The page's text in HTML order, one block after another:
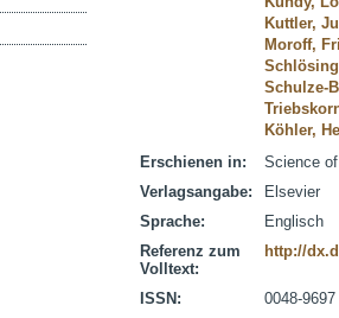
Kuttler,
Moroff,
Schulze-
Köhler,
Erschienen in:
Science
Verlagsangabe:
Elsevier
Sprache:
Englisch
Referenz zum
Volltext:
http://
ISSN:
0048-9697